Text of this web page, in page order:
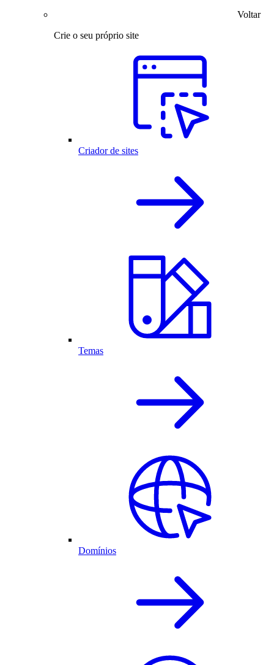
Voltar
Crie o seu próprio site
Criador de sites
Temas
Domínios